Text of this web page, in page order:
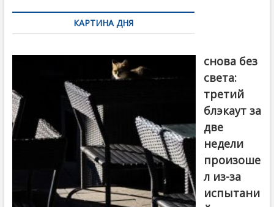
по
записямКАРТИНА ДНЯ
снова без
света:
третий
блэкаут за
две
недели
произоше
л из-за
испытани